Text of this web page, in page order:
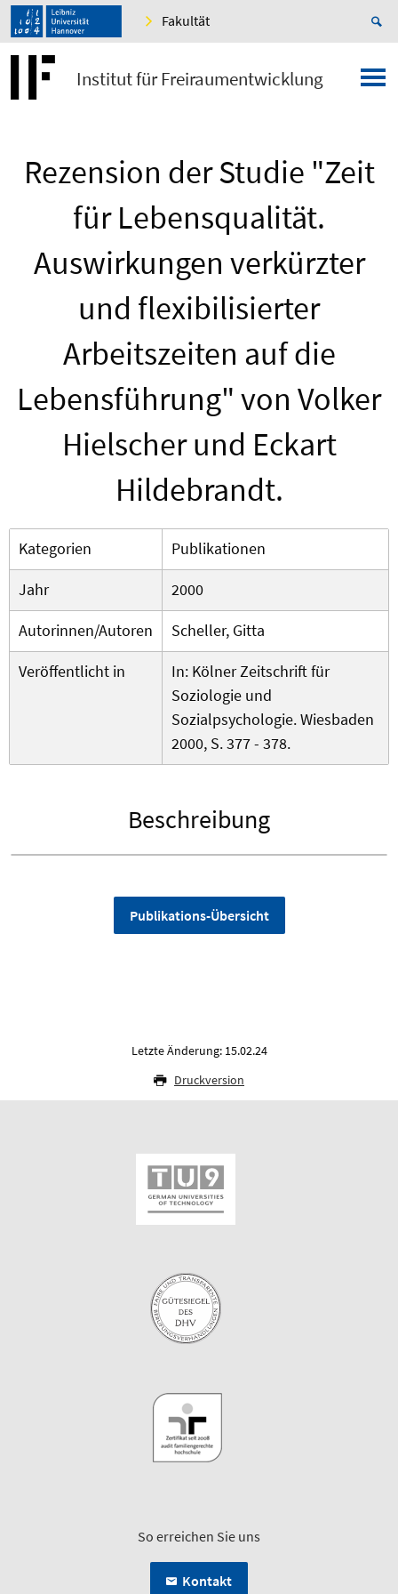
Fakultät
Institut für Freiraumentwicklung
Rezension der Studie "Zeit
für Lebensqualität.
Auswirkungen verkürzter
und flexibilisierter
Arbeitszeiten auf die
Lebensführung" von Volker
Hielscher und Eckart
Hildebrandt.
Kategorien
Publikationen
Jahr
2000
Autorinnen/Autoren
Scheller, Gitta
Veröffentlicht in
In: Kölner Zeitschrift für
Soziologie und
Sozialpsychologie. Wiesbaden
2000, S. 377 - 378.
Beschreibung
Publikations-Übersicht
Letzte Änderung: 15.02.24
Druckversion
So erreichen Sie uns
Kontakt